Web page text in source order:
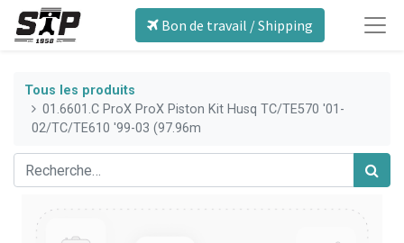
Bon de travail / Shipping
Tous les produits
01.6601.C ProX ProX Piston Kit Husq TC/TE570 '01-
02/TC/TE610 '99-03 (97.96m